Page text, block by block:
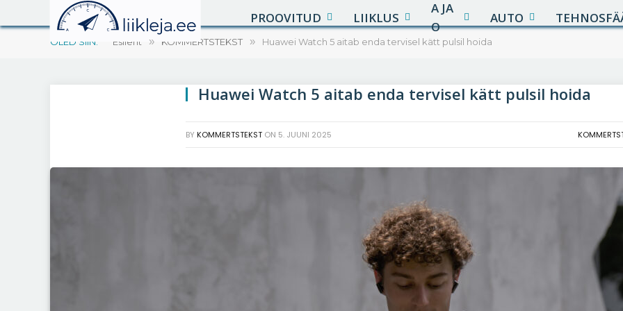
PROOVITUD LIIKLUS
A JA
O
AUTO
OLED SIIN: Esileht » KOMMERTSTEKST » Huawei Watch 5 aitab enda tervisel kätt pulsil hoida
Huawei Watch 5 aitab enda tervisel kätt pulsil hoida
BY KOMMERTSTEKST ON 5. JUUNI 2025